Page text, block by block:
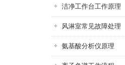
洁净工作台工作原理
风淋室常见故障处理
氨基酸分析仪原理